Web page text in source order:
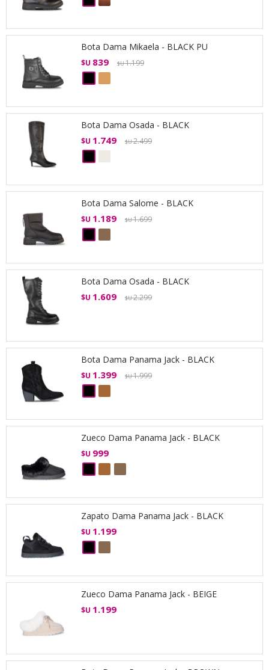
Bota Dama Mikaela - BLACK PU
$U 839 $U1.199
Bota Dama Osada - BLACK
$U 1.749 $U2.499
Bota Dama Salome - BLACK
$U 1.189 $U1.699
Bota Dama Osada - BLACK
$U 1.609 $U2.299
Bota Dama Panama Jack - BLACK
$U 1.399 $U1.999
Zueco Dama Panama Jack - BLACK
$U 999
Zapato Dama Panama Jack - BLACK
$U 1.199
Zueco Dama Panama Jack - BEIGE
$U 1.199